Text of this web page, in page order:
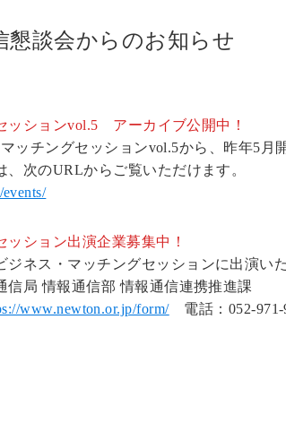
談会からのお知らせ
ッションvol.5 アーカイブ公開中！
ッチングセッションvol.5から、昨年5月
次のURLからご覧いただけます。
ッション出演企業募集中！
ジネス・マッチングセッションに出演い
局 情報通信部 情報通信連携推進課
www.newton.or.jp/form/電話：052-971-